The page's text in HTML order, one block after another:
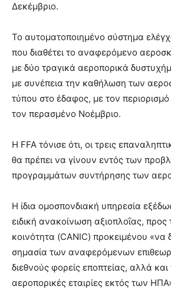
Δεκέμβριο.
Το αυτοματοποιημένο σύστημα
που διαθέτει το αναφερόμενο
με δύο τραγικά αεροπορικά
με συνέπεια την καθήλωση των
τύπου στο έδαφος, με τον
τον περασμένο Νοέμβριο.
Η FFA τόνισε ότι, οι τρεις
θα πρέπει να γίνουν εντός των
προγραμμάτων συντήρησης των
Η ίδια ομοσπονδιακή υπηρεσία
ειδική ανακοίνωση αξιοπλοΐας, προς
κοινότητα (CANIC) προκειμένου «να
σημασία των αναφερόμενων
διεθνούς φορείς εποπτείας, αλλά και
αεροπορικές εταιρίες εκτός των